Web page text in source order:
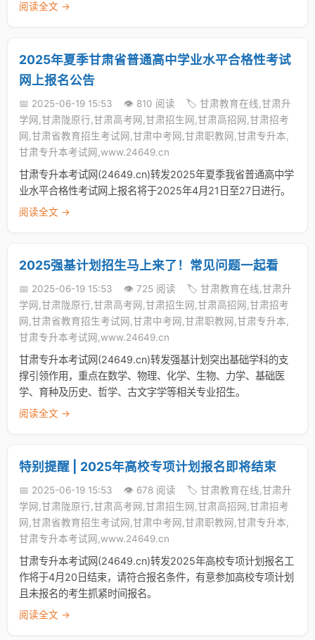
阅读全文 →
2025年夏季甘肃省普通高中学业水平合格性考试
网上报名公告
📅 2025-06-19 15:53 👁️ 810 阅读
🏷️ 甘肃教育在线,甘肃升
学网,甘肃陇原行,甘肃高考网,甘肃招生网,甘肃高招网,甘肃招考
网,甘肃省教育招生考试网,甘肃中考网,甘肃职教网,甘肃专升本,
甘肃专升本考试网,www.24649.cn
甘肃专升本考试网(24649.cn)转发2025年夏季我省普通高中学
业水平合格性考试网上报名将于2025年4月21日至27日进行。
阅读全文 →
2025强基计划招生马上来了！常见问题一起看
📅 2025-06-19 15:53 👁️ 725 阅读
🏷️ 甘肃教育在线,甘肃升
学网,甘肃陇原行,甘肃高考网,甘肃招生网,甘肃高招网,甘肃招考
网,甘肃省教育招生考试网,甘肃中考网,甘肃职教网,甘肃专升本,
甘肃专升本考试网,www.24649.cn
甘肃专升本考试网(24649.cn)转发强基计划突出基础学科的支
撑引领作用，重点在数学、物理、化学、生物、力学、基础医
学、育种及历史、哲学、古文字学等相关专业招生。
阅读全文 →
特别提醒 | 2025年高校专项计划报名即将结束
📅 2025-06-19 15:53 👁️ 678 阅读
🏷️ 甘肃教育在线,甘肃升
学网,甘肃陇原行,甘肃高考网,甘肃招生网,甘肃高招网,甘肃招考
网,甘肃省教育招生考试网,甘肃中考网,甘肃职教网,甘肃专升本,
甘肃专升本考试网,www.24649.cn
甘肃专升本考试网(24649.cn)转发2025年高校专项计划报名工
作将于4月20日结束，请符合报名条件，有意参加高校专项计划
且未报名的考生抓紧时间报名。
阅读全文 →